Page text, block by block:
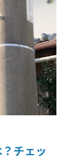
チェッ